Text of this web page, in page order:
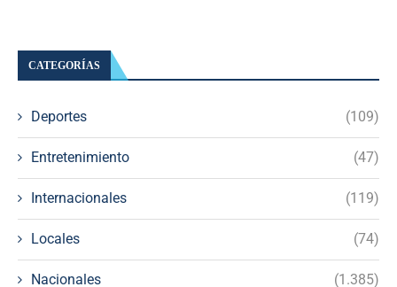
CATEGORÍAS
Deportes (109)
Entretenimiento (47)
Internacionales (119)
Locales (74)
Nacionales (1.385)